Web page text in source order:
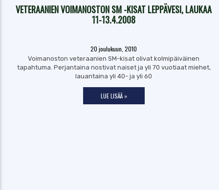
VETERAANIEN VOIMANOSTON SM -KISAT LEPPÄVESI, LAUKAA
11-13.4.2008
20 joulukuun, 2010
Voimanoston veteraanien SM-kisat olivat kolmipäiväinen
tapahtuma. Perjantaina nostivat naiset ja yli 70 vuotiaat miehet,
lauantaina yli 40- ja yli 60
LUE LISÄÄ »